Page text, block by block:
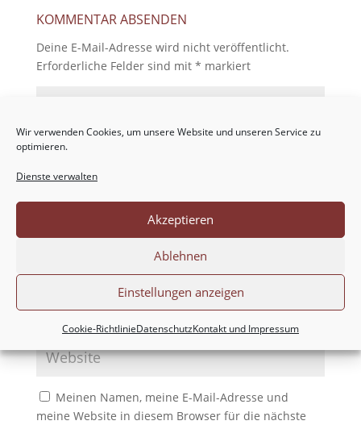
Wir verwenden Cookies, um unsere Website und unseren Service zu
optimieren.
Dienste verwalten
Akzeptieren
Ablehnen
Einstellungen anzeigen
Cookie-RichtlinieDatenschutzKontakt und Impressum
KOMMENTAR ABSENDEN
Deine E-Mail-Adresse wird nicht veröffentlicht.
Erforderliche Felder sind mit * markiert
Meinen Namen, meine E-Mail-Adresse und
meine Website in diesem Browser für die nächste